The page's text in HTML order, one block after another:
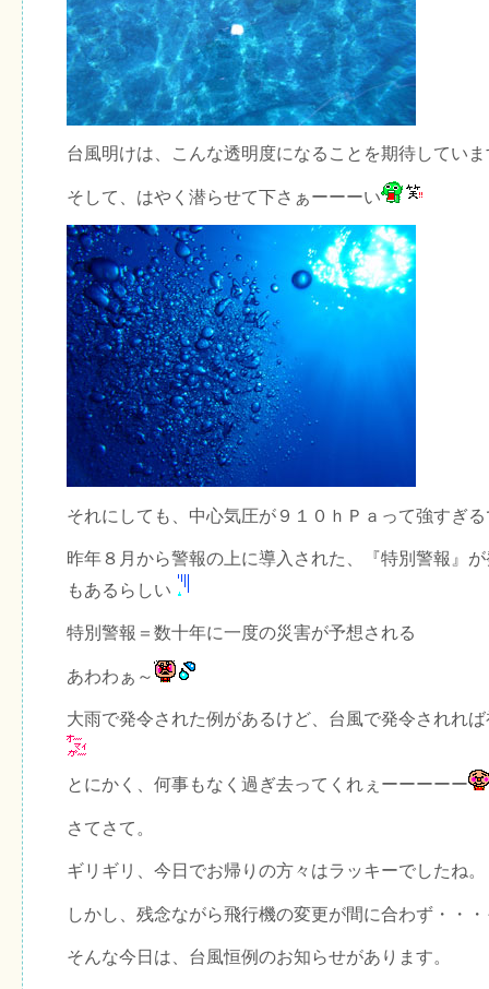
台風明けは、こんな透明度になることを期待していま
そして、はやく潜らせて下さぁーーーい
それにしても、中心気圧が９１０ｈＰａって強すぎ
昨年８月から警報の上に導入された、『特別警報』
もあるらしい
特別警報＝数十年に一度の災害が予想される
あわわぁ～
大雨で発令された例があるけど、台風で発令されれ
とにかく、何事もなく過ぎ去ってくれぇーーーーー
さてさて。
ギリギリ、今日でお帰りの方々はラッキーでしたね。
しかし、残念ながら飛行機の変更が間に合わず・・
そんな今日は、台風恒例のお知らせがあります。